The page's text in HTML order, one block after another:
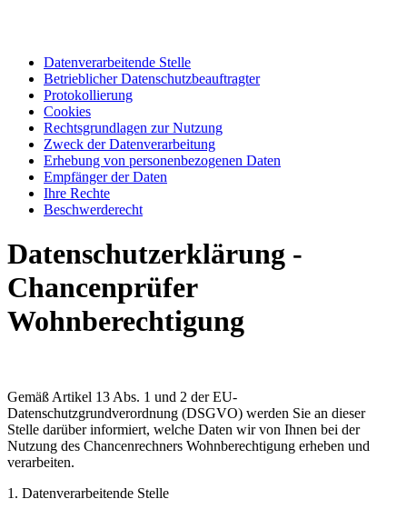
Datenverarbeitende Stelle
Betrieblicher Datenschutzbeauftragter
Protokollierung
Cookies
Rechtsgrundlagen zur Nutzung
Zweck der Datenverarbeitung
Erhebung von personenbezogenen Daten
Empfänger der Daten
Ihre Rechte
Beschwerderecht
Datenschutzerklärung -
Chancenprüfer
Wohnberechtigung
Gemäß Artikel 13 Abs. 1 und 2 der EU-
Datenschutzgrundverordnung (DSGVO) werden Sie an dieser
Stelle darüber informiert, welche Daten wir von Ihnen bei der
Nutzung des Chancenrechners Wohnberechtigung erheben und
verarbeiten.
1. Datenverarbeitende Stelle